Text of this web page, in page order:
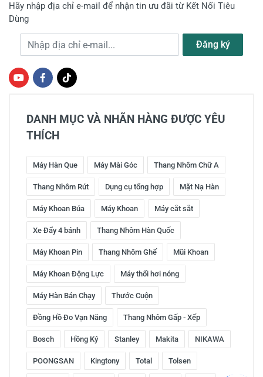
Hãy nhập địa chỉ e-mail để nhận tin ưu đãi từ Kết Nối Tiêu
Dùng
Địa chỉ e-mail Đăng ký
DANH MỤC VÀ NHÃN HÀNG ĐƯỢC YÊU
THÍCH
Máy Hàn Que Máy Mài Góc Thang Nhôm Chữ A
Thang Nhôm Rút Dụng cụ tổng hợp Mặt Nạ Hàn
Máy Khoan Búa Máy Khoan Máy cắt sắt
Xe Đẩy 4 bánh Thang Nhôm Hàn Quốc
Máy Khoan Pin Thang Nhôm Ghế Mũi Khoan
Máy Khoan Động Lực Máy thổi hơi nóng
Máy Hàn Bán Chạy Thước Cuộn
Đồng Hồ Đo Vạn Năng Thang Nhôm Gấp - Xếp
Bosch Hồng Ký Stanley Makita NIKAWA
POONGSAN Kingtony Total Tolsen